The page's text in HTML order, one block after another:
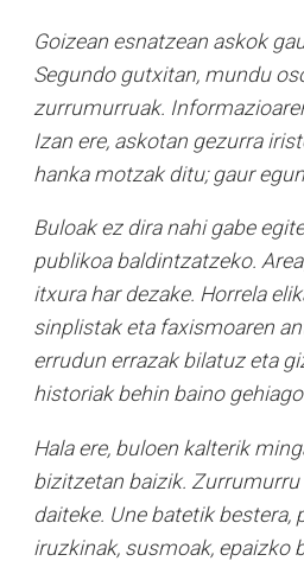
Goizean esnatzean askok
Segundo gutxitan, mundu
zurrumurruak.
Izan ere, askotan gezurra
hanka motzak ditu; gaur
Buloak ez dira nahi gabe
publikoa baldintzatzeko.
itxura har dezake. Horrela
sinplistak eta faxismoaren
errudun errazak bilatuz eta
historiak behin baino
Hala ere, buloen kalterik
bizitzetan baizik.
daiteke. Une batetik bestera,
iruzkinak, susmoak, epaizko